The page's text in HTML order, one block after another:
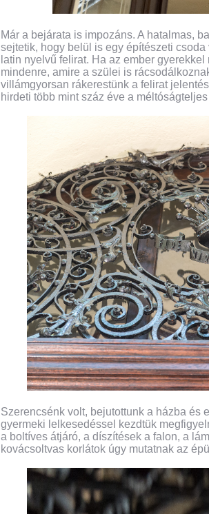
Már a bejárata is impozáns. A hatalmas,
sejtetik, hogy belül is egy építészeti
latin nyelvű felirat. Ha az ember
mindenre, amire a szülei is
villámgyorsan rákerestünk a felirat
hirdeti több mint száz éve a
Szerencsénk volt, bejutottunk a házba és
gyermeki lelkesedéssel kezdtük
a boltíves átjáró, a díszítések a falon, a
kovácsoltvas korlátok úgy mutatnak az